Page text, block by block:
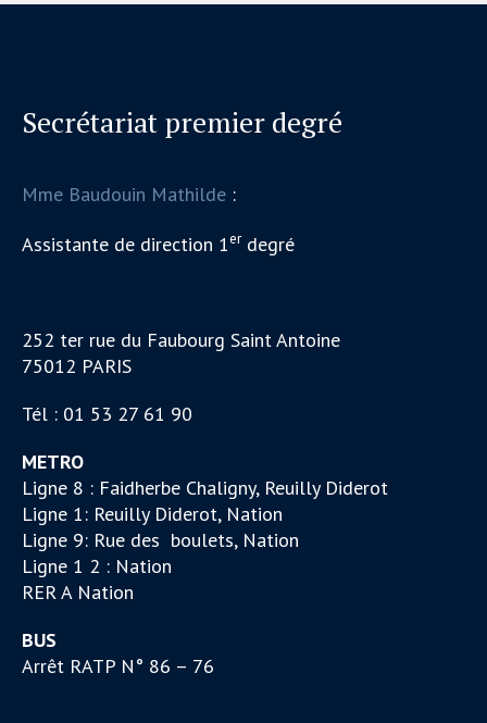
Secrétariat premier degré
Mme Baudouin Mathilde :
Assistante de direction 1erdegré
252 ter rue du Faubourg Saint Antoine
75012 PARIS
Tél : 01 53 27 61 90
METRO
Ligne 8 : Faidherbe Chaligny, Reuilly Diderot
Ligne 1: Reuilly Diderot, Nation
Ligne 9: Rue des boulets, Nation
Ligne 1 2 : Nation
RER A Nation
BUS
Arrêt RATP N° 86 – 76